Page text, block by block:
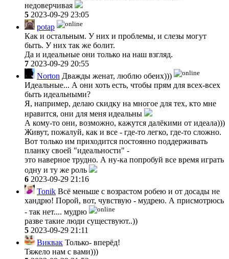
недоверчивая
5 2023-09-29 23:05
potap
Как и остальным. У них и проблемы, и слезы могут
быть. У них так же болит.
Да и идеальные они только на наш взгляд.
7 2023-09-29 20:55
Norton Дважды женат, люблю обеих)))
Идеальные... А они хоть есть, чтобы прям для всех-всех
быть идеальными?
Я, например, делаю скидку на многое для тех, кто мне
нравится, они для меня идеальны
А кому-то они, возможно, кажутся далёкими от идеала)))
Живут, пожалуй, как и все - где-то легко, где-то сложно.
Вот только им приходится постоянно поддерживать
планку своей "идеальности" -
это наверное трудно. А ну-ка попробуй все время играть
одну и ту же роль
6 2023-09-29 21:16
Tonik Всё меньше с возрастом робею и от досады не
хандрю! Порой, вот, чувствую - мудрею. А присмотрюсь
- так нет.... мудрю
разве такие люди существуют..))
5 2023-09-29 21:11
Виквак Только- вперёд!
Тяжело нам с вами)))